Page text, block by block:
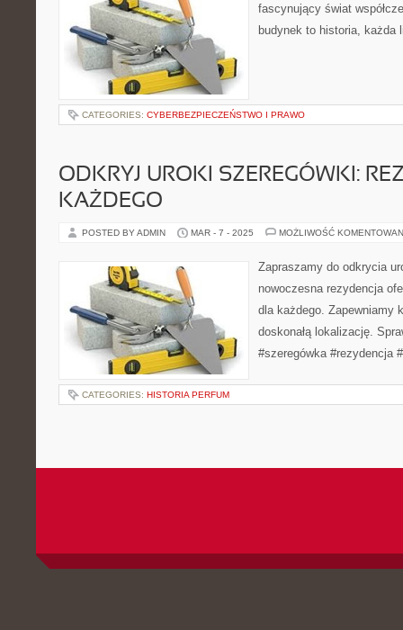
fascynujący świat
budynek to historia, każda
CATEGORIES: CYBERBEZPIECZEŃSTWO I PRAWO
ODKRYJ UROKI SZEREGÓWKI:
KAŻDEGO
POSTED BY ADMIN MAR - 7 - 2025 MOŻLIWOŚĆ
Zapraszamy do odkrycia
nowoczesna rezydencja
dla każdego. Zapewniamy
doskonałą lokalizację.
#szeregówka #rezydencja
CATEGORIES: HISTORIA PERFUM